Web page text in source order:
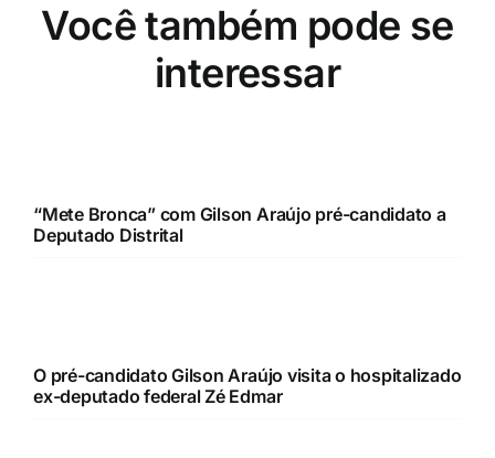
Você também pode se
interessar
“Mete Bronca” com Gilson Araújo pré-candidato a
Deputado Distrital
O pré-candidato Gilson Araújo visita o hospitalizado
ex-deputado federal Zé Edmar